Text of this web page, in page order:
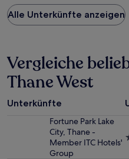
Preis
pro
Nacht,
den
letzten
24 Stunden
für
einen
1 Übernachtung
2 Erwachsenen
Alle Unterkünfte anzeigen
Vergleiche
Thane West
Unterkünfte
Fortune Park Lake
City, Thane -
Member ITC Hotels'
Group